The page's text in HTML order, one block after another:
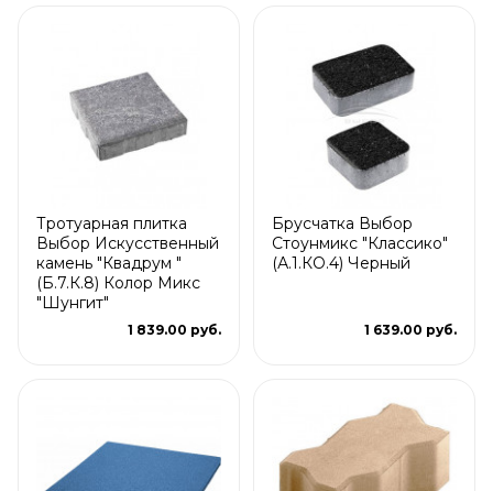
Тротуарная плитка
Выбор Искусственный
камень "Квадрум "
(Б.7.К.8) Колор Микс
"Шунгит"
1 839.00 руб.
Брусчатка Выбор
Стоунмикс "Классико"
(А.1.КО.4) Черный
1 639.00 руб.